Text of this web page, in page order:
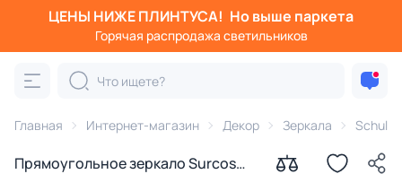
ЦЕНЫ НИЖЕ ПЛИНТУСА! Но выше паркета
Горячая распродажа светильников
Главная Интернет-магазин Декор Зеркала Schuller
Прямоугольное зеркало Surcos